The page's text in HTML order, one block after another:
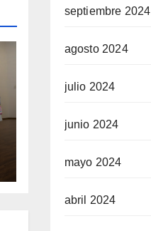
septiembre 2024
agosto 2024
julio 2024
junio 2024
mayo 2024
abril 2024